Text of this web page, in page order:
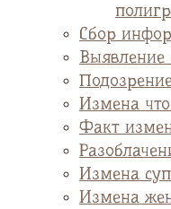
Сбор
Выявление
Измена
Факт
Измена
Измена